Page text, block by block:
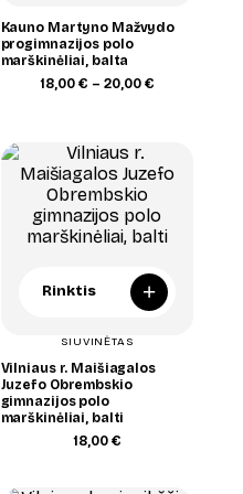
Kauno Martyno Mažvydo
progimnazijos polo
marškinėliai, balta
18,00 € – 20,00 €Price
Rinktis +
SIUVINĖTAS
Vilniaus r. Maišiagalos
Juzefo Obrembskio
gimnazijos polo
marškinėliai, balti
18,00 €